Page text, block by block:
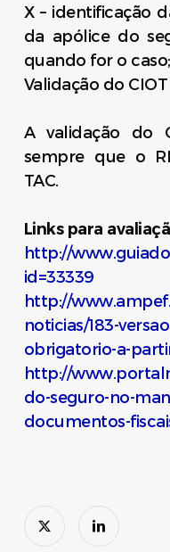
X – identificação
da apólice do
quando for o caso;
Validação do CIOT
A validação do
sempre que o
TAC.
Links para
http://
id=33339
http://
noticias/183-
obrigatorio-a-
http://
do-seguro-no-
documentos-